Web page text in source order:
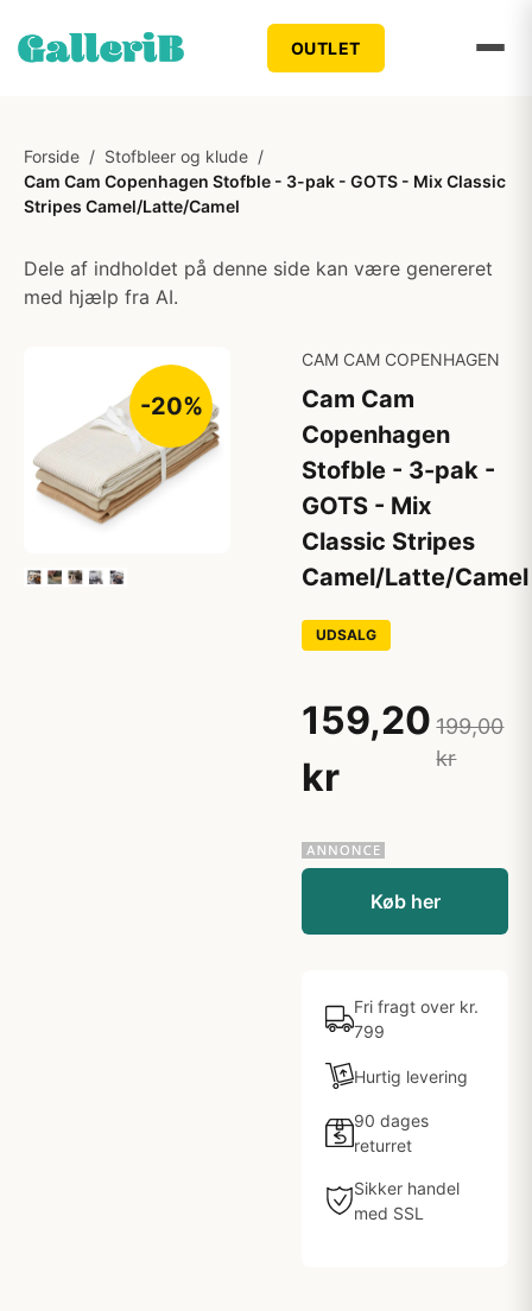
OUTLET
Forside / Stofbleer og klude /
Cam Cam Copenhagen Stofble - 3-pak - GOTS - Mix Classic
Stripes Camel/Latte/Camel
Dele af indholdet på denne side kan være genereret
med hjælp fra AI.
-20%
CAM CAM COPENHAGEN
Cam Cam
Copenhagen
Stofble - 3-pak -
GOTS - Mix
Classic Stripes
Camel/Latte/Camel
UDSALG
159,20
kr
199,00
kr
Køb her
Fri fragt over kr.
799
Hurtig levering
90 dages
returret
Sikker handel
med SSL